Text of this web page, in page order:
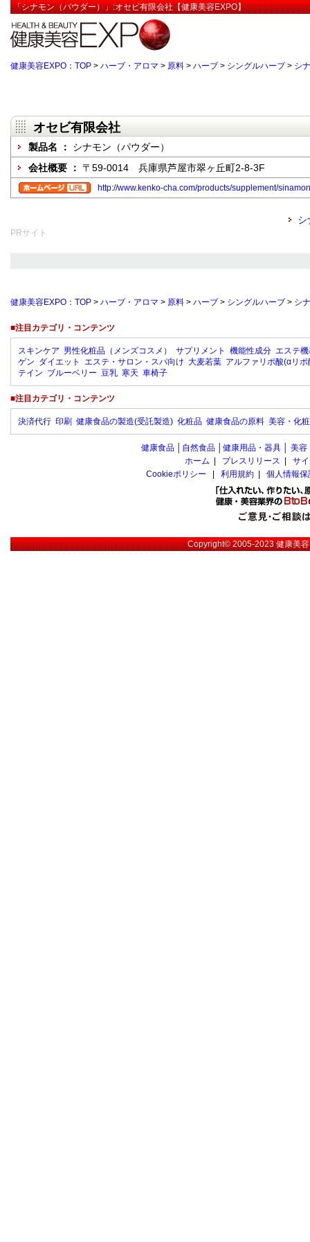
「シナモン（パウダー）」:オセビ有限会社【健康美容EXPO】
健康美容EXPO：TOP > ハーブ・アロマ > 原料 > ハーブ > シングルハーブ > シ
オセビ有限会社
製品名 ： シナモン（パウダー）
会社概要 ： 〒59-0014 兵庫県芦屋市翠ヶ丘町2-8-3F
http://www.kenko-cha.com/products/supplement/
シ
PRサイト
健康美容EXPO：TOP > ハーブ・アロマ > 原料 > ハーブ > シングルハーブ > シ
■注目カテゴリ・コンテンツ
スキンケア 男性化粧品（メンズコスメ） サプリメント 機能性成分 エステ
ゲン ダイエット エステ・サロン・スパ向け 大麦若葉 アルファリポ酸(αリポ
テイン ブルーベリー 豆乳 寒天 車椅子
■注目カテゴリ・コンテンツ
決済代行 印刷 健康食品の製造(受託製造) 化粧品 健康食品の原料 美容・化
健康食品 自然食品 健康用品・器具 美容
ホーム
プレスリリース
サ
Cookieポリシー
利用規約 個人情報
Copyright© 2005-2023健康美